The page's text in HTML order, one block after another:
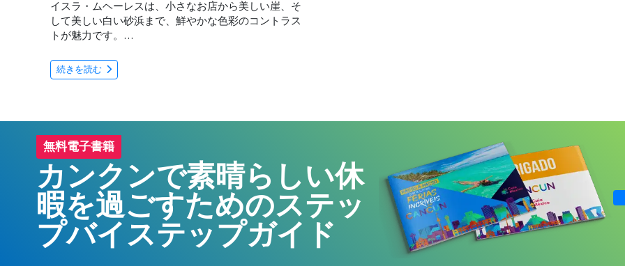
イスラ・ムヘーレスは、小さなお店から美しい崖、そ
して美しい白い砂浜まで、鮮やかな色彩のコントラス
トが魅力です。…
続きを読む
無料電子書籍
カンクンで素晴らしい休
暇を過ごすためのステッ
プバイステップガイド